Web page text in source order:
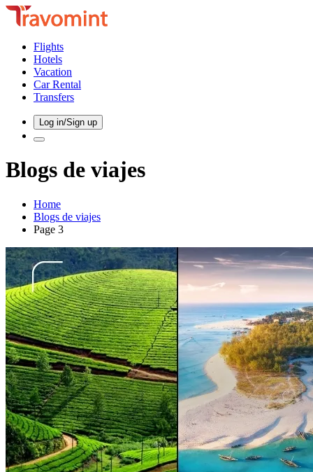
Flights
Hotels
Vacation
Car Rental
Transfers
Log in/Sign up
Blogs de viajes
Home
Blogs de viajes
Page 3